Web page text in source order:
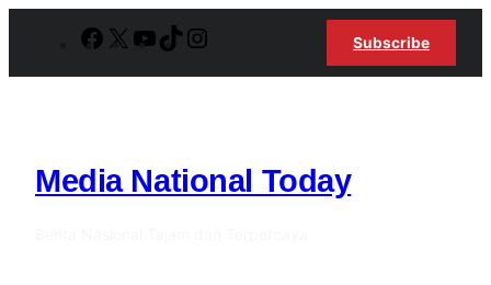
konten
Facebook
X YouTube
TikTok Subscribe
Media National Today